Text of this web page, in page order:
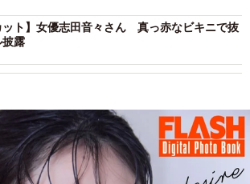
ット】女優志田音々さん 真っ赤なビキニで抜
披露